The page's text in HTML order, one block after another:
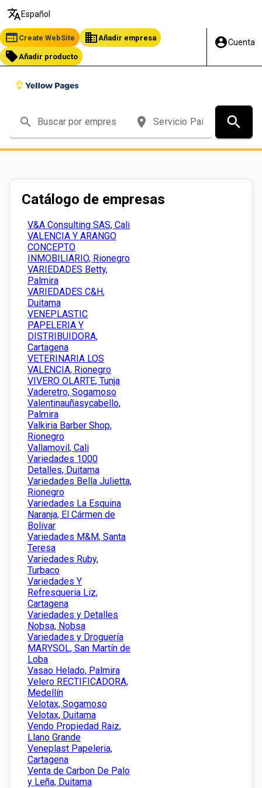
translate Español
web Create WebSite business Añadir empresa
local_offer Añadir producto
account_circleCuenta
search place search
Catálogo de empresas
V&A Consulting SAS, Cali
VALENCIA Y ARANGO
CONCEPTO
INMOBILIARIO, Rionegro
VARIEDADES Betty,
Palmira
VARIEDADES C&H,
Duitama
VENEPLASTIC
PAPELERIA Y
DISTRIBUIDORA,
Cartagena
VETERINARIA LOS
VALENCIA, Rionegro
VIVERO OLARTE, Tunja
Vaderetro, Sogamoso
Valentinauñasycabello,
Palmira
Valkiria Barber Shop,
Rionegro
Vallamovil, Cali
Variedades 1000
Detalles, Duitama
Variedades Bella Julietta,
Rionegro
Variedades La Esquina
Naranja, El Cármen de
Bolivar
Variedades M&M, Santa
Teresa
Variedades Ruby,
Turbaco
Variedades Y
Refresqueria Liz,
Cartagena
Variedades y Detalles
Nobsa, Nobsa
Variedades y Droguería
MARYSOL, San Martín de
Loba
Vasao Helado, Palmira
Velero RECTIFICADORA,
Medellín
Velotax, Sogamoso
Velotax, Duitama
Vendo Propiedad Raiz,
Llano Grande
Veneplast Papeleria,
Cartagena
Venta de Carbon De Palo
y Leña, Duitama